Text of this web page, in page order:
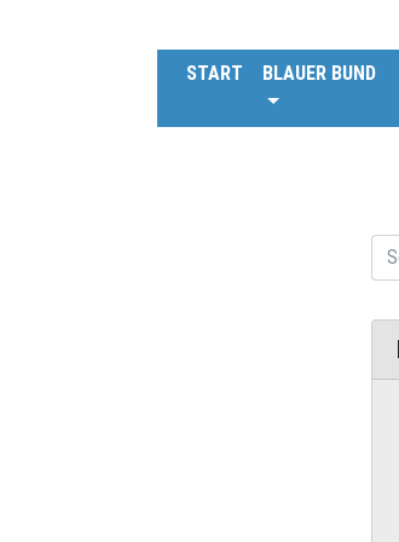
START BLAUER BUND